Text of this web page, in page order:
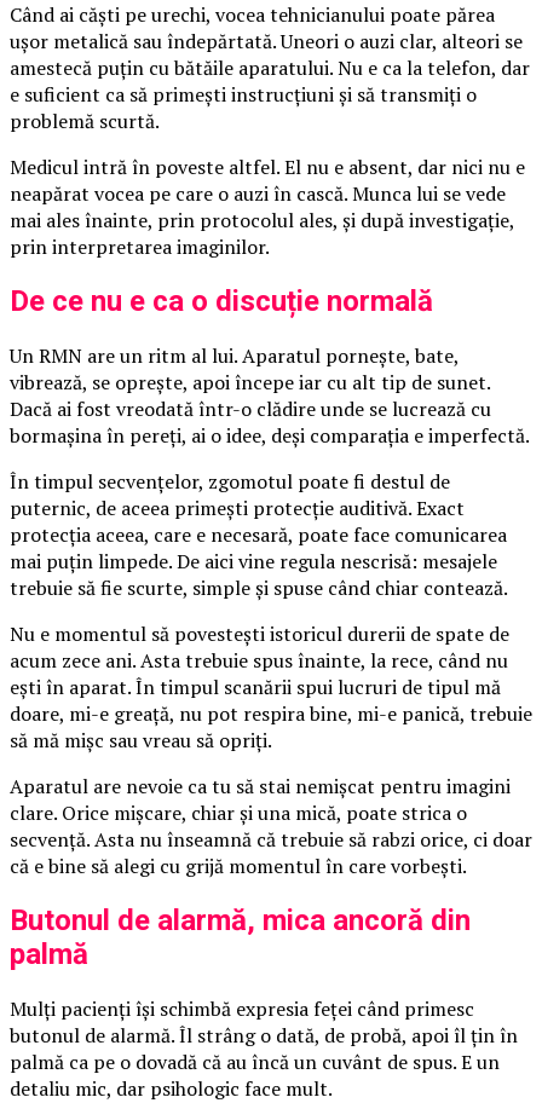
Când ai căști pe urechi, vocea tehnicianului poate părea
ușor metalică sau îndepărtată. Uneori o auzi clar, alteori se
amestecă puțin cu bătăile aparatului. Nu e ca la telefon, dar
e suficient ca să primești instrucțiuni și să transmiți o
problemă scurtă.
Medicul intră în poveste altfel. El nu e absent, dar nici nu e
neapărat vocea pe care o auzi în cască. Munca lui se vede
mai ales înainte, prin protocolul ales, și după investigație,
prin interpretarea imaginilor.
De ce nu e ca o discuție normală
Un RMN are un ritm al lui. Aparatul pornește, bate,
vibrează, se oprește, apoi începe iar cu alt tip de sunet.
Dacă ai fost vreodată într-o clădire unde se lucrează cu
bormașina în pereți, ai o idee, deși comparația e imperfectă.
În timpul secvențelor, zgomotul poate fi destul de
puternic, de aceea primești protecție auditivă. Exact
protecția aceea, care e necesară, poate face comunicarea
mai puțin limpede. De aici vine regula nescrisă: mesajele
trebuie să fie scurte, simple și spuse când chiar contează.
Nu e momentul să povestești istoricul durerii de spate de
acum zece ani. Asta trebuie spus înainte, la rece, când nu
ești în aparat. În timpul scanării spui lucruri de tipul mă
doare, mi-e greață, nu pot respira bine, mi-e panică, trebuie
să mă mișc sau vreau să opriți.
Aparatul are nevoie ca tu să stai nemișcat pentru imagini
clare. Orice mișcare, chiar și una mică, poate strica o
secvență. Asta nu înseamnă că trebuie să rabzi orice, ci doar
că e bine să alegi cu grijă momentul în care vorbești.
Butonul de alarmă, mica ancoră din
palmă
Mulți pacienți își schimbă expresia feței când primesc
butonul de alarmă. Îl strâng o dată, de probă, apoi îl țin în
palmă ca pe o dovadă că au încă un cuvânt de spus. E un
detaliu mic, dar psihologic face mult.